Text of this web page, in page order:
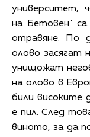
университет,
на Бетовен" са
отравяне. По
олово засягат
унищожат
на олово в
били високите
е пил. След
виното, за да